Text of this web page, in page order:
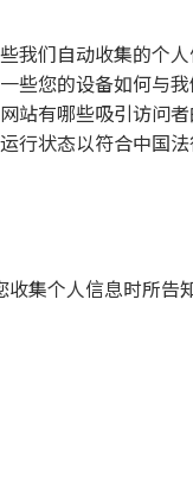
们自动收集的个
些您的设备如何
有哪些吸引访问
状态以符合中国
集个人信息时所